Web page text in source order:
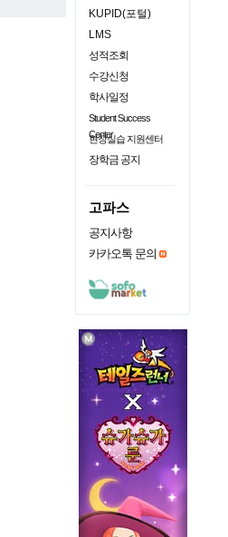
KUPID(포털)
LMS
성적조회
수강신청
학사일정
Student Success
Center
현장실습 지원센터
장학금 공지
고파스
공지사항
카카오톡 문의